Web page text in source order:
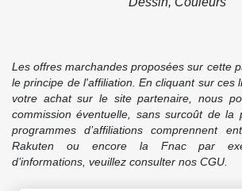
Les offres marchandes proposées sur cette
le principe de l'affiliation. En cliquant sur ces
votre achat sur le site partenaire, nous
commission éventuelle, sans surcoût de la
programmes d’affiliations comprennent
Rakuten ou encore la Fnac par
d’informations, veuillez consulter nos CGU.